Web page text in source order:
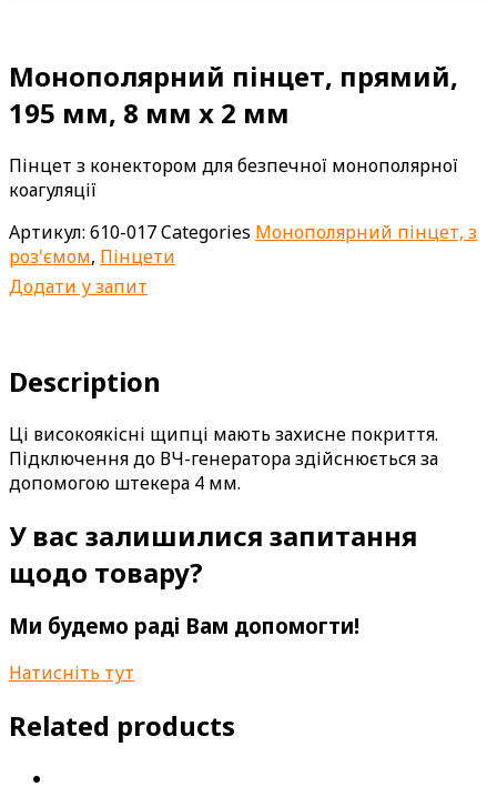
Монополярний пінцет, прямий,
195 мм, 8 мм x 2 мм
Пінцет з конектором для безпечної монополярної
коагуляції
Артикул: 610-017Categories Монополярний пінцет, з
роз'ємом, Пінцети
Додати у запит
Description
Ці високоякісні щипці мають захисне покриття.
Підключення до ВЧ-генератора здійснюється за
допомогою штекера 4 мм.
У вас залишилися запитання
щодо товару?
Ми будемо раді Вам допомогти!
Натисніть тут
Related products